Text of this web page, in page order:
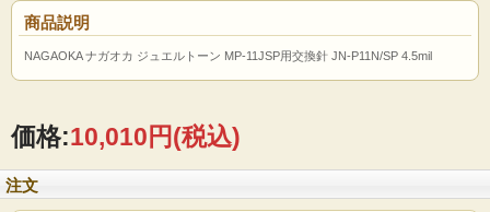
商品説明
NAGAOKA ナガオカ ジュエルトーン MP-11JSP用交換針 JN-P11N/SP 4.5mil
価格:10,010円(税込)
注文